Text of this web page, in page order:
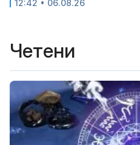
12:42 • 06.08.26
Четени